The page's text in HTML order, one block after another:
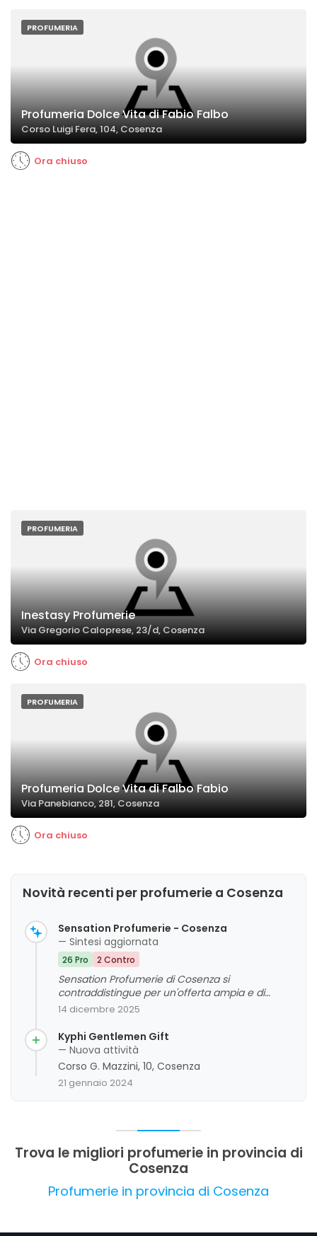
PROFUMERIA
Profumeria Dolce Vita di Fabio Falbo
Corso Luigi Fera, 104, Cosenza
Ora chiuso
PROFUMERIA
Inestasy Profumerie
Via Gregorio Caloprese, 23/d, Cosenza
Ora chiuso
PROFUMERIA
Profumeria Dolce Vita di Falbo Fabio
Via Panebianco, 281, Cosenza
Ora chiuso
Novità recenti per profumerie a Cosenza
Sensation Profumerie - Cosenza
— Sintesi aggiornata
26 Pro 2 Contro
Sensation Profumerie di Cosenza si
contraddistingue per un'offerta ampia e di
qualità, accompagnata da un personale
clienti apprezzano particolarmente la
competenza delle commesse, la varietà di
prodotti e le promozioni frequenti, che rendono
l'esperienza di acquisto positiva e soddisfacente.
Tra gli aspetti da migliorare si evidenziano
potrebbero influire sull'esperienza complessiva.
reputazione per la qualità dei prodotti e il
servizio clienti, consolidando la sua posizione
Cosenza.
14 dicembre 2025
Kyphi Gentlemen Gift
— Nuova attività
Corso G. Mazzini, 10, Cosenza
21 gennaio 2024
Trova le migliori profumerie in provincia di
Cosenza
Profumerie in provincia di Cosenza